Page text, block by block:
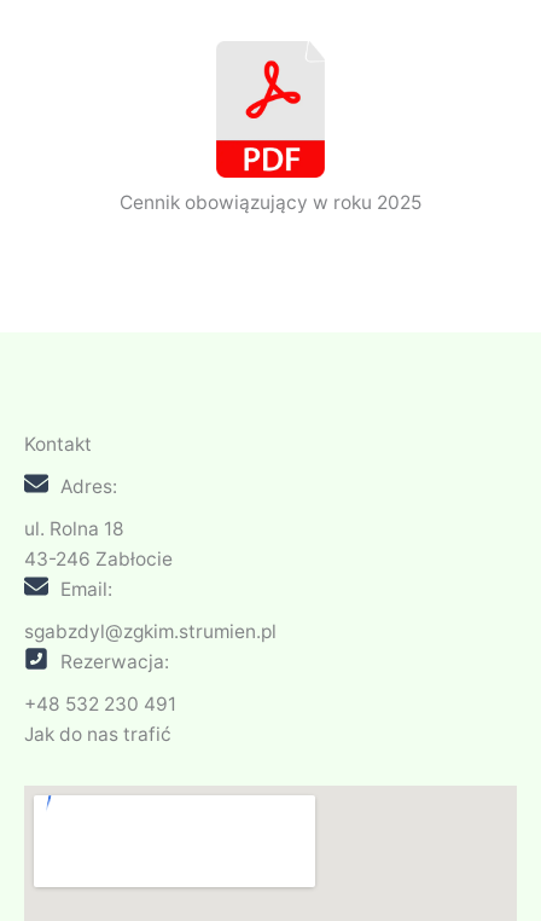
Cennik obowiązujący w roku 2025
Kontakt
Adres:
ul. Rolna 18
43-246 Zabłocie
Email:
sgabzdyl@zgkim.strumien.pl
Rezerwacja:
+48 532 230 491
Jak do nas trafić